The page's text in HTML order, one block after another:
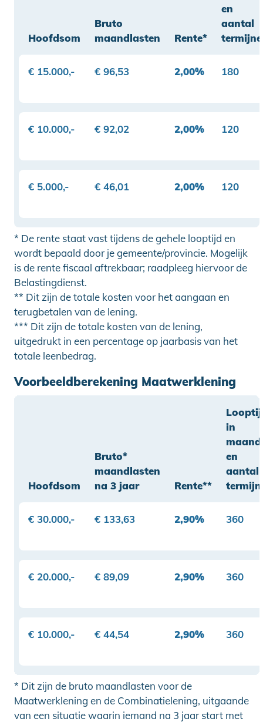
Hoofdsom
Bruto
maandlasten
Rente*
en
aantal
€ 15.000,- € 96,53 2,00% 180
€ 10.000,- € 92,02 2,00% 120
€ 5.000,- € 46,01 2,00% 120
* De rente staat vast tijdens de gehele looptijd en
wordt bepaald door je gemeente/provincie. Mogelijk
is de rente fiscaal aftrekbaar; raadpleeg hiervoor de
Belastingdienst.
** Dit zijn de totale kosten voor het aangaan en
terugbetalen van de lening.
*** Dit zijn de totale kosten van de lening,
uitgedrukt in een percentage op jaarbasis van het
totale leenbedrag.
Voorbeeldberekening Maatwerklening
Hoofdsom
Bruto*
maandlasten
na 3 jaar
Rente**
in
en
aantal
€ 30.000,- € 133,63 2,90% 360
€ 20.000,- € 89,09 2,90% 360
€ 10.000,- € 44,54 2,90% 360
* Dit zijn de bruto maandlasten voor de
Maatwerklening en de Combinatielening, uitgaande
van een situatie waarin iemand na 3 jaar start met